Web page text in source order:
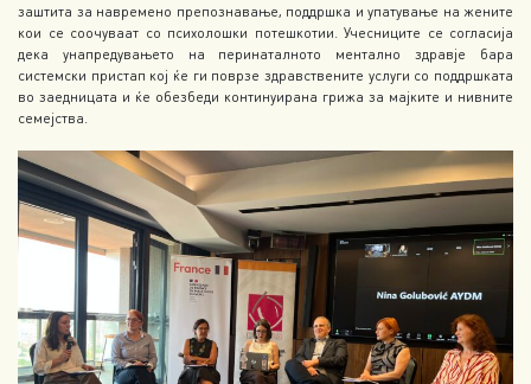
заштита за навремено препознавање, поддршка и упатување на жените
кои се соочуваат со психолошки потешкотии. Учесниците се согласија
дека унапредувањето на перинаталното ментално здравје бара
системски пристап кој ќе ги поврзе здравствените услуги со поддршката
во заедницата и ќе обезбеди континуирана грижа за мајките и нивните
семејства.